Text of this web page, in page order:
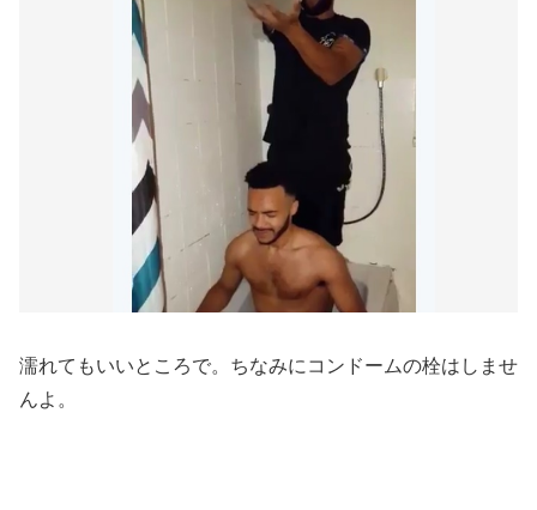
濡れてもいいところで。ちなみにコンドームの栓はしませ
んよ。